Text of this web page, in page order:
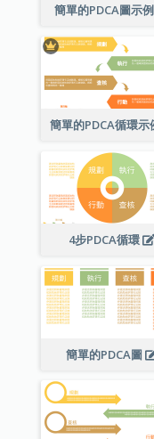
簡單的PDCA圖示例
4步PDCA循環
簡單的PDCA圖